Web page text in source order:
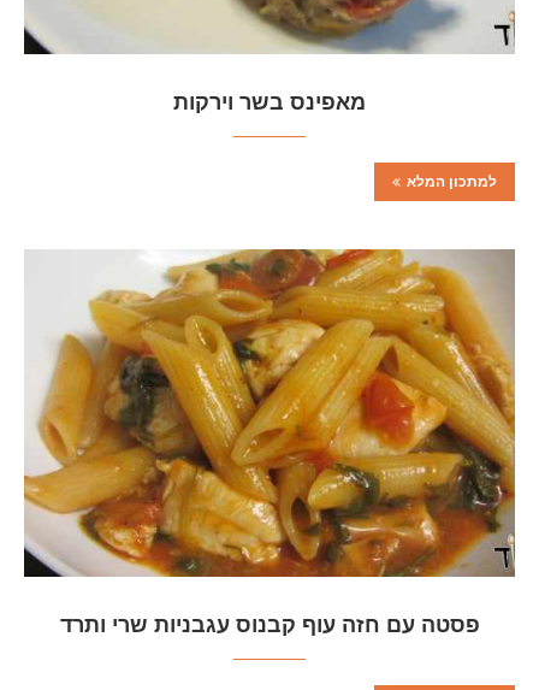
מאפינס בשר וירקות
למתכון המלא
פסטה עם חזה עוף קבנוס עגבניות שרי ותרד